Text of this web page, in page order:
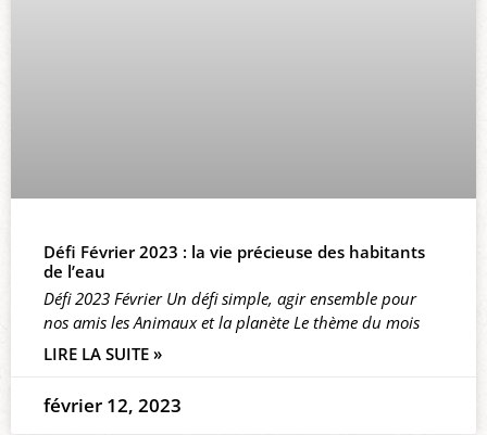
Défi Février 2023 : la vie précieuse des habitants
de l’eau
Défi 2023 Février Un défi simple, agir ensemble pour
nos amis les Animaux et la planète Le thème du mois
LIRE LA SUITE »
février 12, 2023